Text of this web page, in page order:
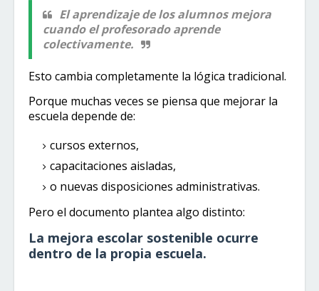
El aprendizaje de los alumnos mejora
cuando el profesorado aprende
colectivamente.
Esto cambia completamente la lógica tradicional.
Porque muchas veces se piensa que mejorar la
escuela depende de:
cursos externos,
capacitaciones aisladas,
o nuevas disposiciones administrativas.
Pero el documento plantea algo distinto:
La mejora escolar sostenible ocurre
dentro de la propia escuela.